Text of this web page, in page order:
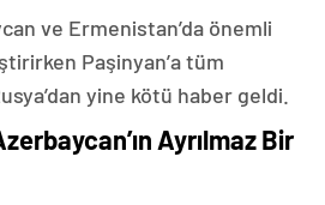
ve Ermenistan’da önemli
Paşinyan’a tüm
yine kötü haber geldi.
Ayrılmaz Bir